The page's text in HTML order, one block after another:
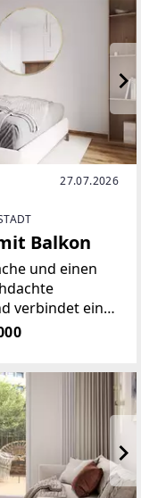
27.07.2026
Balkon
und einen
verbindet eine
Privat- und
im